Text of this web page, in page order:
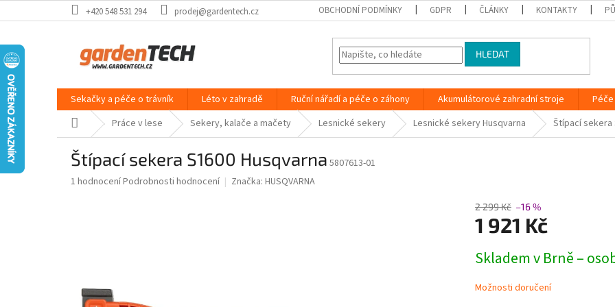
na
+420 548 531 294 prodej@gardentech.cz OBCHODNÍ PODMÍNKY GDPR ČLÁNKY KONTAKTY
HLEDAT
Sekačky a péče o trávník Léto v zahradě Ruční nářadí a péče o záhony Akumulátorové zahradní stroje
Domů Práce v lese Sekery, kalače a mačety Lesnické sekery Lesnické sekery Husqvarna Štípací sekera
Štípací sekera S1600 Husqvarna 5807613-01
Průměrné
1 hodnoceníPodrobnosti hodnocení Značka: HUSQVARNA
2 299 Kč –16 %
1 921 Kč
cena:
Skladem v Brně –
Možnosti doručení